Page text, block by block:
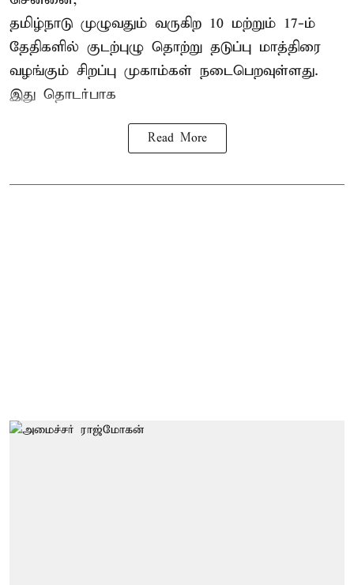
தமிழ்நாடு முழுவதும் வருகிற 10 மற்றும் 17-ம்
தேதிகளில் குடற்புழு தொற்று தடுப்பு மாத்திரை
வழங்கும் சிறப்பு முகாம்கள் நடைபெறவுள்ளது.
இது தொடர்பாக
Read More